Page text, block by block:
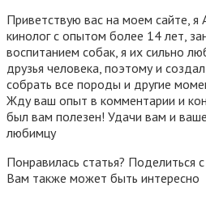
Приветствую вас на моем сайте, я
кинолог с опытом более 14 лет,
воспитанием собак, я их сильно
друзья человека, поэтому и
собрать все породы и другие
Жду ваш опыт в комментарии и
был вам полезен! Удачи вам и
любимцу
Понравилась статья? Поделиться
Вам также может быть интересно